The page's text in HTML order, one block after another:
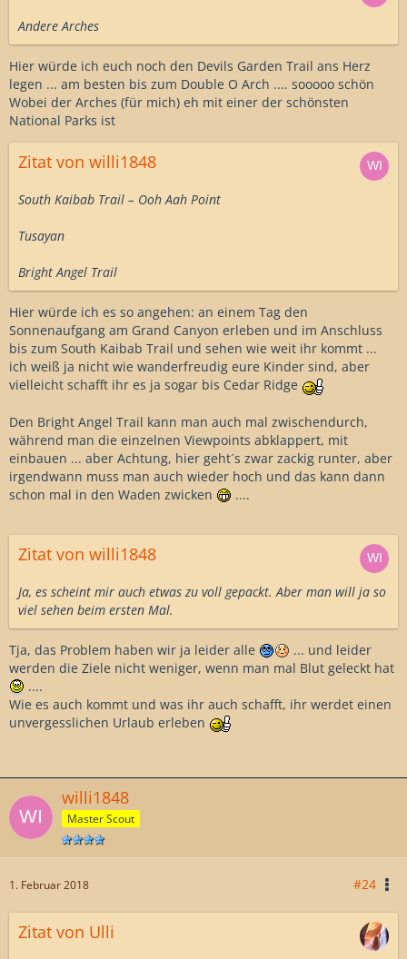
Andere Arches
Hier würde ich euch noch den Devils Garden Trail ans Herz
legen ... am besten bis zum Double O Arch .... sooooo schön
Wobei der Arches (für mich) eh mit einer der schönsten
National Parks ist
Zitat von willi1848
South Kaibab Trail – Ooh Aah Point
Tusayan
Bright Angel Trail
Hier würde ich es so angehen: an einem Tag den
Sonnenaufgang am Grand Canyon erleben und im Anschluss
bis zum South Kaibab Trail und sehen wie weit ihr kommt ...
ich weiß ja nicht wie wanderfreudig eure Kinder sind, aber
vielleicht schafft ihr es ja sogar bis Cedar Ridge
Den Bright Angel Trail kann man auch mal zwischendurch,
während man die einzelnen Viewpoints abklappert, mit
einbauen ... aber Achtung, hier geht´s zwar zackig runter, aber
irgendwann muss man auch wieder hoch und das kann dann
schon mal in den Waden zwicken
....
Zitat von willi1848
Ja, es scheint mir auch etwas zu voll gepackt. Aber man will ja so
viel sehen beim ersten Mal.
Tja, das Problem haben wir ja leider alle
... und leider
werden die Ziele nicht weniger, wenn man mal Blut geleckt hat
....
Wie es auch kommt und was ihr auch schafft, ihr werdet einen
unvergesslichen Urlaub erleben
willi1848
Master Scout
1. Februar 2018 #24
Zitat von Ulli